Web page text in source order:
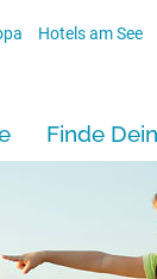
Hotels am See
Finde